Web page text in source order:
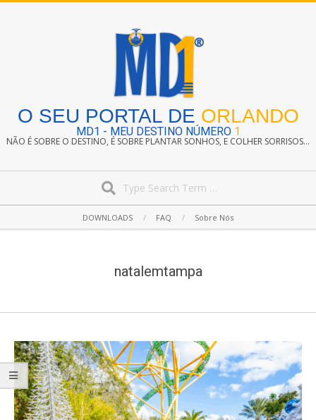
O SEU PORTAL DE ORLANDO
MD1 - MEU DESTINO NÚMERO 1
NÃO É SOBRE O DESTINO, É SOBRE PLANTAR SONHOS, E COLHER SORRISOS...
Navigation
DOWNLOADS FAQ Sobre Nós
natalemtampa